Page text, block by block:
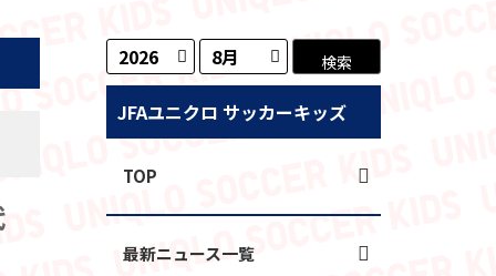
JFAユニクロ サッカーキッズ
TOP
最新ニュース一覧